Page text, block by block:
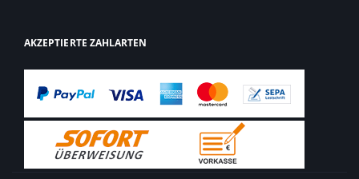
AKZEPTIERTE ZAHLARTEN